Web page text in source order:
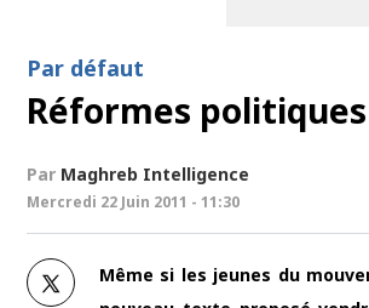
Par défaut
Réformes
Par Maghreb Intelligence
Mercredi 22 Juin 2011 - 11:30
Même si les jeunes du